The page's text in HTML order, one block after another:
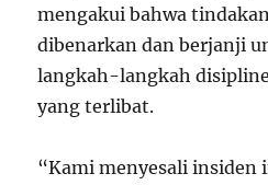
mengakui bahwa
dibenarkan dan berjanji
langkah-langkah
yang terlibat.
“Kami menyesali insiden